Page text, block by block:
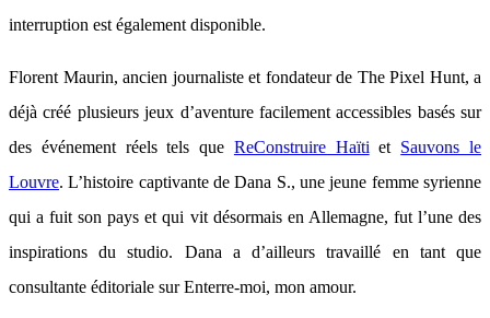
interruption est également disponible.
Florent Maurin, ancien journaliste et fondateur de The Pixel Hunt, a
déjà créé plusieurs jeux d’aventure facilement accessibles basés sur
des événement réels tels que ReConstruire Haïti et Sauvons le
Louvre. L’histoire captivante de Dana S., une jeune femme syrienne
qui a fuit son pays et qui vit désormais en Allemagne, fut l’une des
inspirations du studio. Dana a d’ailleurs travaillé en tant que
consultante éditoriale sur Enterre-moi, mon amour.